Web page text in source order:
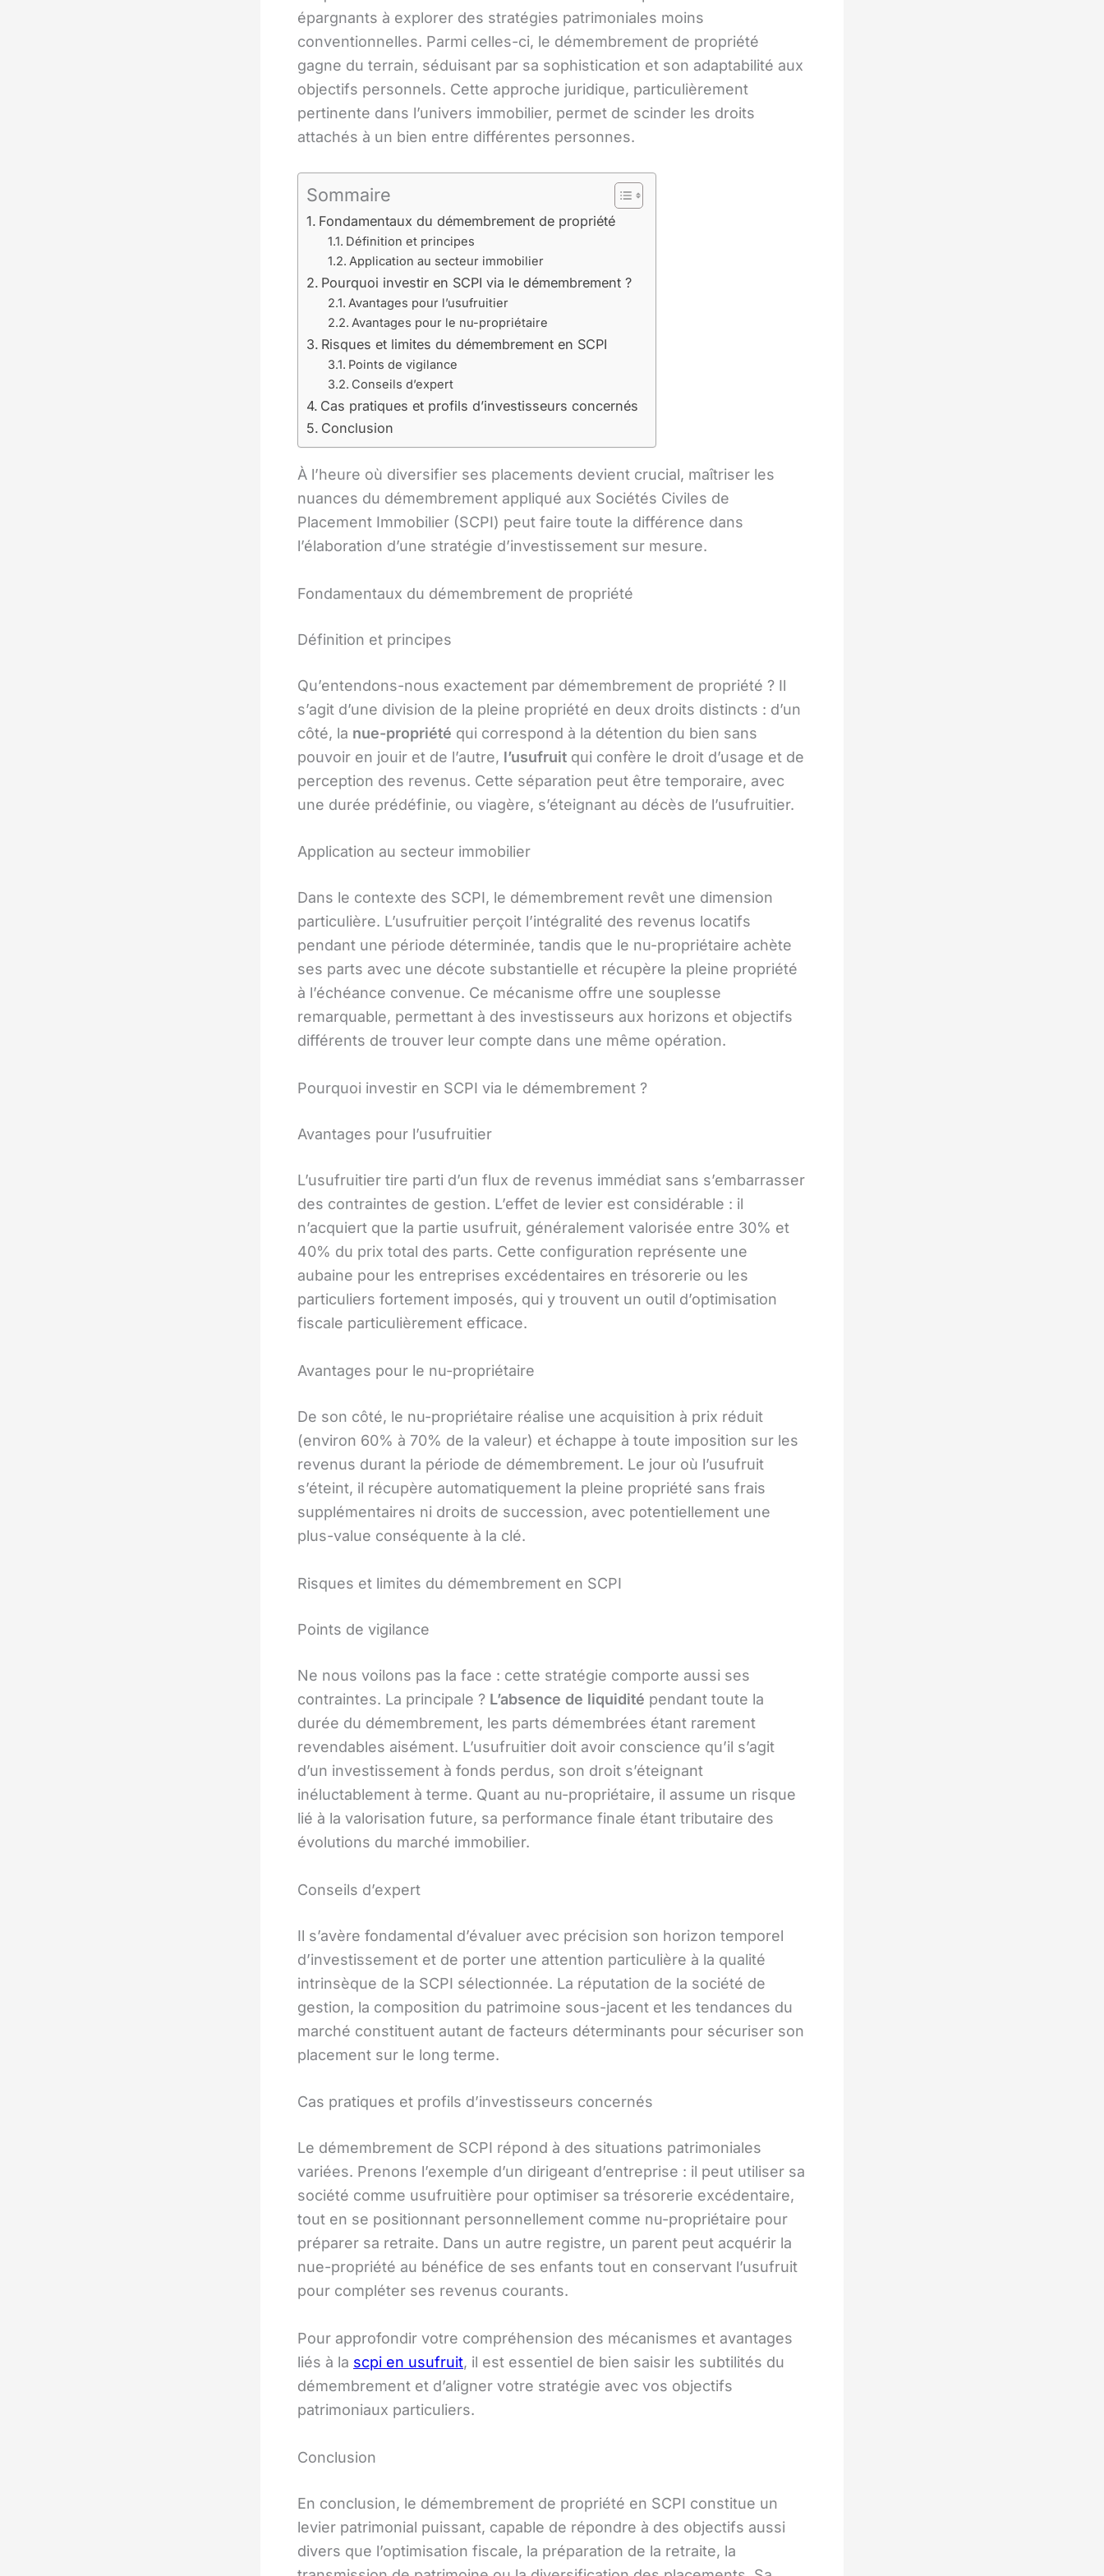
épargnants à explorer des stratégies patrimoniales moins
conventionnelles. Parmi celles-ci, le démembrement de propriété
gagne du terrain, séduisant par sa sophistication et son adaptabilité aux
objectifs personnels. Cette approche juridique, particulièrement
pertinente dans l’univers immobilier, permet de scinder les droits
attachés à un bien entre différentes personnes.
Sommaire
Fondamentaux du démembrement de propriété
Définition et principes
Application au secteur immobilier
Pourquoi investir en SCPI via le démembrement ?
Avantages pour l’usufruitier
Avantages pour le nu-propriétaire
Risques et limites du démembrement en SCPI
Points de vigilance
Conseils d’expert
Cas pratiques et profils d’investisseurs concernés
Conclusion
À l’heure où diversifier ses placements devient crucial, maîtriser les
nuances du démembrement appliqué aux Sociétés Civiles de
Placement Immobilier (SCPI) peut faire toute la différence dans
l’élaboration d’une stratégie d’investissement sur mesure.
Fondamentaux du démembrement de propriété
Définition et principes
Qu’entendons-nous exactement par démembrement de propriété ? Il
s’agit d’une division de la pleine propriété en deux droits distincts : d’un
côté, la nue-propriété qui correspond à la détention du bien sans
pouvoir en jouir et de l’autre, l’usufruit qui confère le droit d’usage et de
perception des revenus. Cette séparation peut être temporaire, avec
une durée prédéfinie, ou viagère, s’éteignant au décès de l’usufruitier.
Application au secteur immobilier
Dans le contexte des SCPI, le démembrement revêt une dimension
particulière. L’usufruitier perçoit l’intégralité des revenus locatifs
pendant une période déterminée, tandis que le nu-propriétaire achète
ses parts avec une décote substantielle et récupère la pleine propriété
à l’échéance convenue. Ce mécanisme offre une souplesse
remarquable, permettant à des investisseurs aux horizons et objectifs
différents de trouver leur compte dans une même opération.
Pourquoi investir en SCPI via le démembrement ?
Avantages pour l’usufruitier
L’usufruitier tire parti d’un flux de revenus immédiat sans s’embarrasser
des contraintes de gestion. L’effet de levier est considérable : il
n’acquiert que la partie usufruit, généralement valorisée entre 30% et
40% du prix total des parts. Cette configuration représente une
aubaine pour les entreprises excédentaires en trésorerie ou les
particuliers fortement imposés, qui y trouvent un outil d’optimisation
fiscale particulièrement efficace.
Avantages pour le nu-propriétaire
De son côté, le nu-propriétaire réalise une acquisition à prix réduit
(environ 60% à 70% de la valeur) et échappe à toute imposition sur les
revenus durant la période de démembrement. Le jour où l’usufruit
s’éteint, il récupère automatiquement la pleine propriété sans frais
supplémentaires ni droits de succession, avec potentiellement une
plus-value conséquente à la clé.
Risques et limites du démembrement en SCPI
Points de vigilance
Ne nous voilons pas la face : cette stratégie comporte aussi ses
contraintes. La principale ? L’absence de liquidité pendant toute la
durée du démembrement, les parts démembrées étant rarement
revendables aisément. L’usufruitier doit avoir conscience qu’il s’agit
d’un investissement à fonds perdus, son droit s’éteignant
inéluctablement à terme. Quant au nu-propriétaire, il assume un risque
lié à la valorisation future, sa performance finale étant tributaire des
évolutions du marché immobilier.
Conseils d’expert
Il s’avère fondamental d’évaluer avec précision son horizon temporel
d’investissement et de porter une attention particulière à la qualité
intrinsèque de la SCPI sélectionnée. La réputation de la société de
gestion, la composition du patrimoine sous-jacent et les tendances du
marché constituent autant de facteurs déterminants pour sécuriser son
placement sur le long terme.
Cas pratiques et profils d’investisseurs concernés
Le démembrement de SCPI répond à des situations patrimoniales
variées. Prenons l’exemple d’un dirigeant d’entreprise : il peut utiliser sa
société comme usufruitière pour optimiser sa trésorerie excédentaire,
tout en se positionnant personnellement comme nu-propriétaire pour
préparer sa retraite. Dans un autre registre, un parent peut acquérir la
nue-propriété au bénéfice de ses enfants tout en conservant l’usufruit
pour compléter ses revenus courants.
Pour approfondir votre compréhension des mécanismes et avantages
liés à la scpi en usufruit, il est essentiel de bien saisir les subtilités du
démembrement et d’aligner votre stratégie avec vos objectifs
patrimoniaux particuliers.
Conclusion
En conclusion, le démembrement de propriété en SCPI constitue un
levier patrimonial puissant, capable de répondre à des objectifs aussi
divers que l’optimisation fiscale, la préparation de la retraite, la